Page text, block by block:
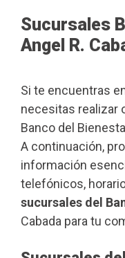
Sucursales
Angel R.
Si te encuentras
necesitas realizar
Banco del
A continuación,
información
telefónicos,
sucursales del
Cabada para tu